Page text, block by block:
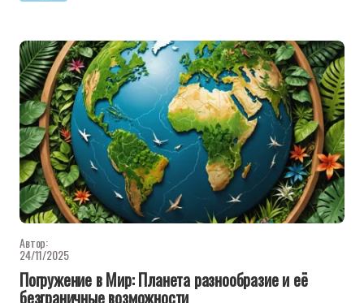
Автор:
24/11/2025
Погружение в Мир: Планета разнообразие и её
безграничные возможности